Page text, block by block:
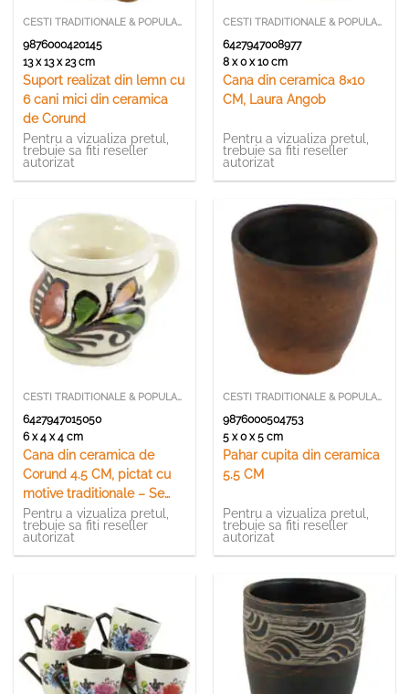
CESTI TRADITIONALE & POPULARE
9876000420145
13 x 13 x 23 cm
Suport realizat din lemn cu
6 cani mici din ceramica
de Corund
Pentru a vizualiza pretul,
trebuie sa fiti reseller
autorizat
CESTI TRADITIONALE & POPULARE
6427947008977
8 x 0 x 10 cm
Cana din ceramica 8×10
CM, Laura Angob
Pentru a vizualiza pretul,
trebuie sa fiti reseller
autorizat
CESTI TRADITIONALE & POPULARE
6427947015050
6 x 4 x 4 cm
Cana din ceramica de
Corund 4.5 CM, pictat cu
motive traditionale – Se
vinde 6 buc./pach.
Pentru a vizualiza pretul,
trebuie sa fiti reseller
autorizat
CESTI TRADITIONALE & POPULARE
9876000504753
5 x 0 x 5 cm
Pahar cupita din ceramica
5.5 CM
Pentru a vizualiza pretul,
trebuie sa fiti reseller
autorizat